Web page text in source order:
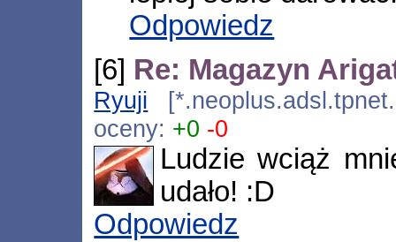
Odpowiedz
[6] Re: Magazyn
Ryuji
oceny: +0 -0
Ludzie wciąż
udało! :D
Odpowiedz